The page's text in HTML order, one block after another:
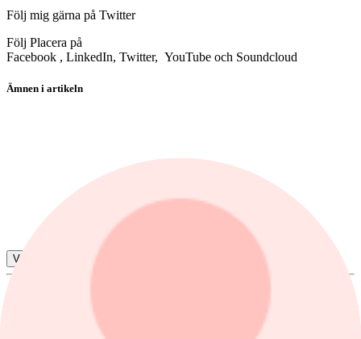
Följ mig gärna på Twitter
Följ Placera på
Facebook , LinkedIn, Twitter, YouTube och Soundcloud
Ämnen i artikeln
Swedbank Robur USA A
Mirae Asset Korea Equity A USD
MS INVF US Growth A USD
Visa alla ämnen